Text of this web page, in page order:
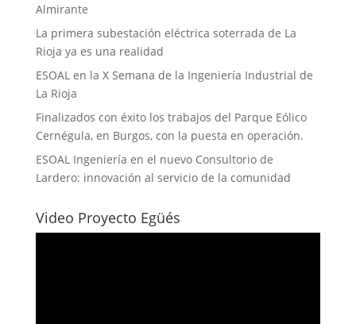
Almirante
La primera subestación eléctrica soterrada de La
Rioja ya es una realidad
ESOAL en la X Semana de la Ingeniería Industrial de
La Rioja
Finalizados con éxito los trabajos del Parque Eólico
Cernégula, en Burgos, con la puesta en operación.
ESOAL Ingeniería en el nuevo Consultorio de
Lardero: innovación al servicio de la comunidad
Video Proyecto Egüés